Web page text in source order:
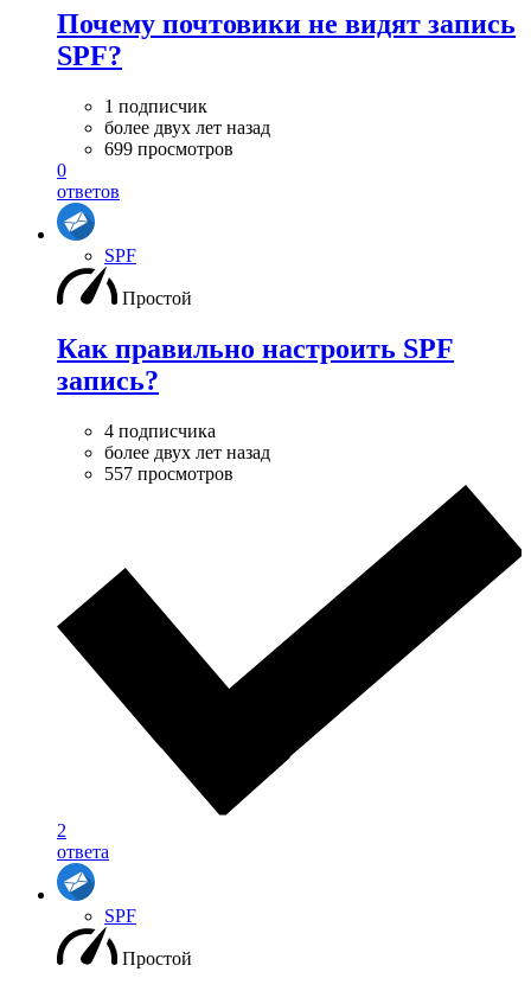
Почему почтовики не видят запись
SPF?
1 подписчик
более двух лет назад
699 просмотров
0
ответов
SPF
Простой
Как правильно настроить SPF
запись?
4 подписчика
более двух лет назад
557 просмотров
2
ответа
SPF
Простой